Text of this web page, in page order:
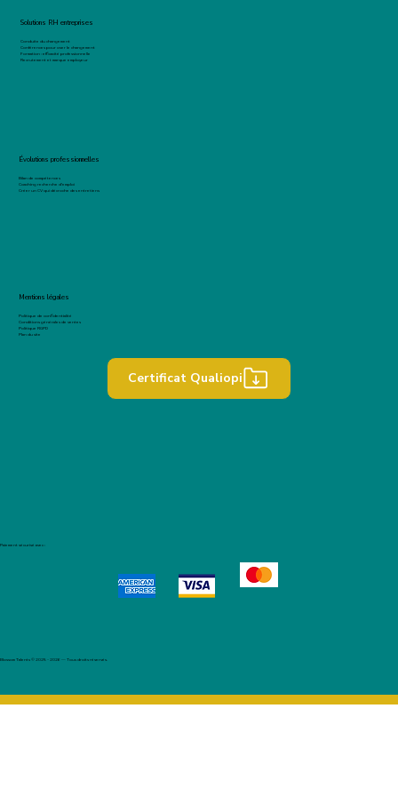
Solutions RH entreprises
Conduite du changement
Conférences pour oser le changement
Formation : efficacité professionnelle
Recrutement et marque employeur
Évolutions professionnelles
Bilan de compétences
Coaching recherche d'emploi
Créer un CV qui décroche des entretiens
Mentions légales
Politique de confidentialité
Conditions générales de ventes
Politique RGPD
Plan du site
Certificat Qualiopi
Paiement sécurisé avec :
Blossom Talents © 2025 - 2026 — Tous droits réservés.